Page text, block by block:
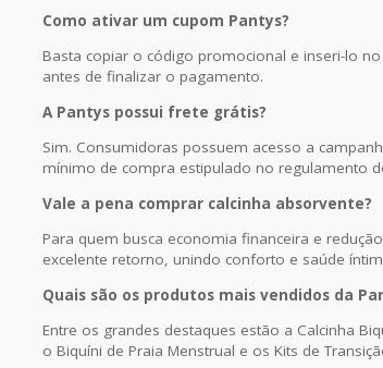
Como ativar um cupom Pantys?
Basta copiar o código promocional e inseri-lo
antes de finalizar o pagamento.
A Pantys possui frete grátis?
Sim. Consumidoras possuem acesso a
mínimo de compra estipulado no regulamento
Vale a pena comprar calcinha absorvente?
Para quem busca economia financeira e
excelente retorno, unindo conforto e saúde
Quais são os produtos mais vendidos da
Entre os grandes destaques estão a Calcinha
o Biquíni de Praia Menstrual e os Kits de